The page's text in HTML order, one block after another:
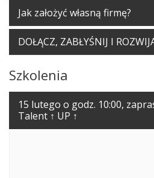
Jak założyć własną firmę?
DOŁĄCZ, ZABŁYŚNIJ I
Szkolenia
15 lutego o godz. 10:00,
Talent ↑ UP ↑